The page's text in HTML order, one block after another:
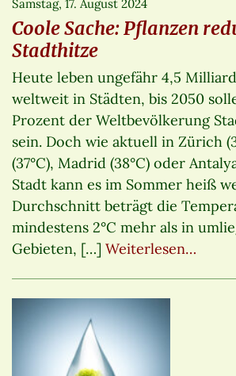
Samstag, 17. August 2024
Coole Sache: Pflanzen
Stadthitze
Heute leben ungefähr 4,5
weltweit in Städten, bis 2050
Prozent der Weltbevölkerung
sein. Doch wie aktuell in Zürich
(37°C), Madrid (38°C) oder
Stadt kann es im Sommer heiß
Durchschnitt beträgt die
mindestens 2°C mehr als in
Gebieten, […] Weiterlesen…